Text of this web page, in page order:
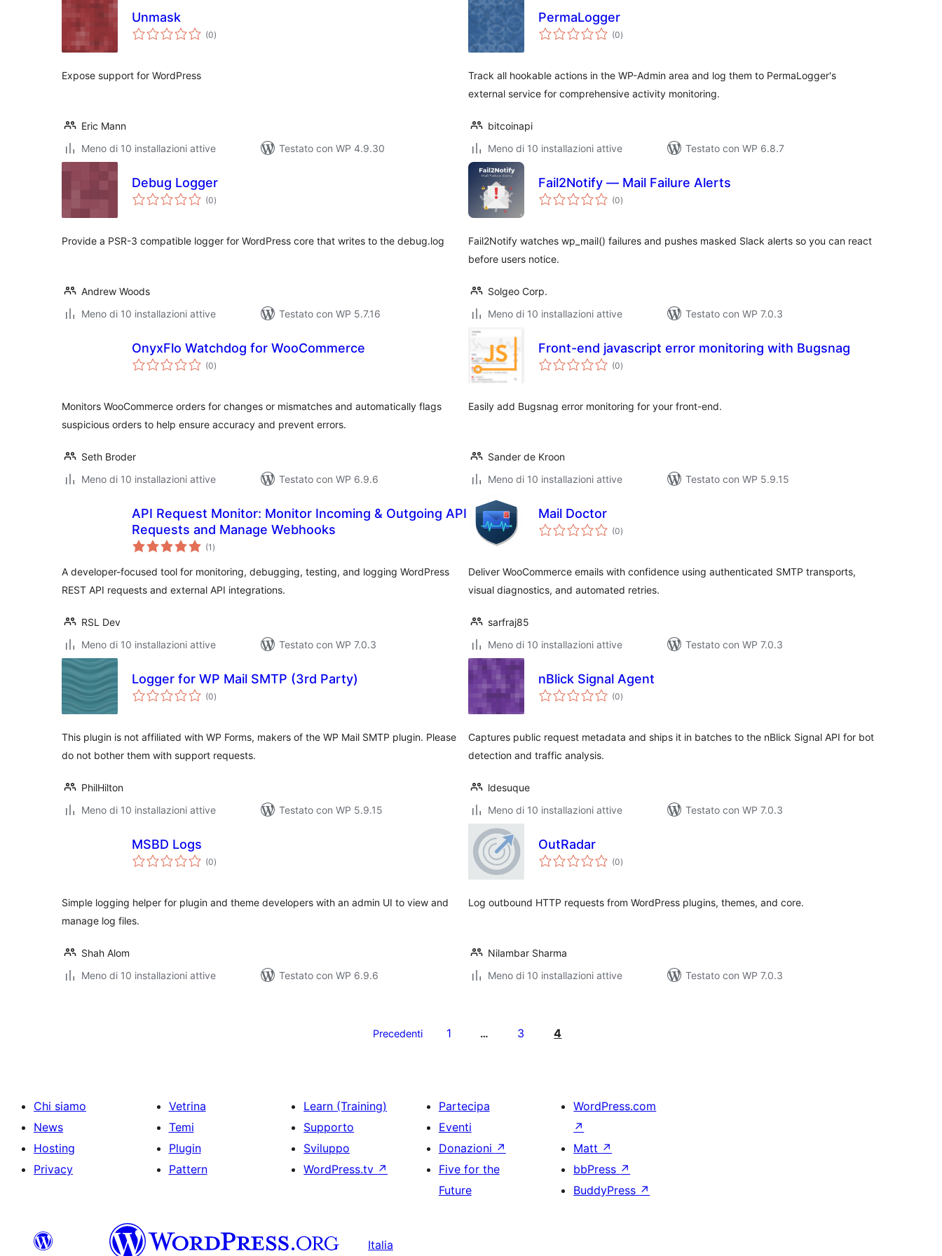
Unmask
(0valutazioni
totali
)
Expose support for WordPress
Eric Mann
Meno di 10 installazioni attive
Testato con WP 4.9.30
PermaLogger
(0valutazioni
totali
)
Track all hookable actions in the WP-Admin area and log them to PermaLogger's
external service for comprehensive activity monitoring.
bitcoinapi
Meno di 10 installazioni attive
Testato con WP 6.8.7
Debug Logger
(0valutazioni
totali
)
Provide a PSR-3 compatible logger for WordPress core that writes to the debug.log
Andrew Woods
Meno di 10 installazioni attive
Testato con WP 5.7.16
Fail2Notify — Mail Failure Alerts
(0valutazioni
totali
)
Fail2Notify watches wp_mail() failures and pushes masked Slack alerts so you can react
before users notice.
Solgeo Corp.
Meno di 10 installazioni attive
Testato con WP 7.0.3
OnyxFlo Watchdog for WooCommerce
(0valutazioni
totali
)
Monitors WooCommerce orders for changes or mismatches and automatically flags
suspicious orders to help ensure accuracy and prevent errors.
Seth Broder
Meno di 10 installazioni attive
Testato con WP 6.9.6
Front-end javascript error monitoring with Bugsnag
(0valutazioni
totali
)
Easily add Bugsnag error monitoring for your front-end.
Sander de Kroon
Meno di 10 installazioni attive
Testato con WP 5.9.15
API Request Monitor: Monitor Incoming & Outgoing API
Requests and Manage Webhooks
(1 valutazioni
totali
)
A developer-focused tool for monitoring, debugging, testing, and logging WordPress
REST API requests and external API integrations.
RSL Dev
Meno di 10 installazioni attive
Testato con WP 7.0.3
Mail Doctor
(0valutazioni
totali
)
Deliver WooCommerce emails with confidence using authenticated SMTP transports,
visual diagnostics, and automated retries.
sarfraj85
Meno di 10 installazioni attive
Testato con WP 7.0.3
Logger for WP Mail SMTP (3rd Party)
(0valutazioni
totali
)
This plugin is not affiliated with WP Forms, makers of the WP Mail SMTP plugin. Please
do not bother them with support requests.
PhilHilton
Meno di 10 installazioni attive
Testato con WP 5.9.15
nBlick Signal Agent
(0valutazioni
totali
)
Captures public request metadata and ships it in batches to the nBlick Signal API for bot
detection and traffic analysis.
ldesuque
Meno di 10 installazioni attive
Testato con WP 7.0.3
MSBD Logs
(0valutazioni
totali
)
Simple logging helper for plugin and theme developers with an admin UI to view and
manage log files.
Shah Alom
Meno di 10 installazioni attive
Testato con WP 6.9.6
OutRadar
(0valutazioni
totali
)
Log outbound HTTP requests from WordPress plugins, themes, and core.
Nilambar Sharma
Meno di 10 installazioni attive
Testato con WP 7.0.3
Precedenti 1 … 3 4
Chi siamo
News
Hosting
Privacy
Vetrina
Temi
Plugin
Pattern
Learn (Training)
Supporto
Sviluppo
WordPress.tv ↗
Partecipa
Eventi
Donazioni ↗
Five for the
Future
WordPress.com
↗
Matt ↗
bbPress ↗
BuddyPress ↗
Italia